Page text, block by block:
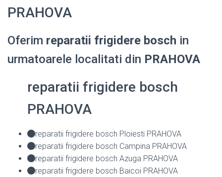
PRAHOVA
Oferim reparatii frigidere bosch in
urmatoarele localitati din PRAHOVA
reparatii frigidere bosch
PRAHOVA
reparatii frigidere bosch Ploiesti PRAHOVA
reparatii frigidere bosch Campina PRAHOVA
reparatii frigidere bosch Azuga PRAHOVA
reparatii frigidere bosch Baicoi PRAHOVA